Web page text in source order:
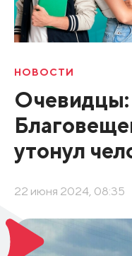
НОВОСТИ
Очевидцы:
утонул
22 июня 2024, 08:35